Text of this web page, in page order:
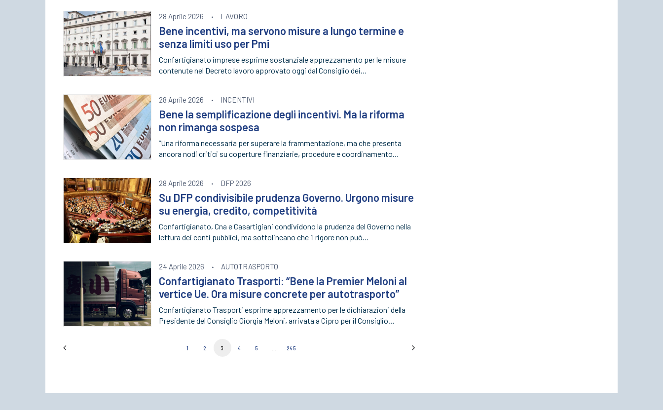
28 Aprile 2026 · LAVORO
Bene incentivi, ma servono misure a lungo termine e
senza limiti uso per Pmi
Confartigianato imprese esprime sostanziale apprezzamento per le misure
contenute nel Decreto lavoro approvato oggi dal Consiglio dei…
28 Aprile 2026 · INCENTIVI
Bene la semplificazione degli incentivi. Ma la riforma
non rimanga sospesa
“Una riforma necessaria per superare la frammentazione, ma che presenta
ancora nodi critici su coperture finanziarie, procedure e coordinamento…
28 Aprile 2026 · DFP 2026
Su DFP condivisibile prudenza Governo. Urgono misure
su energia, credito, competitività
Confartigianato, Cna e Casartigiani condividono la prudenza del Governo nella
lettura dei conti pubblici, ma sottolineano che il rigore non può…
24 Aprile 2026 · AUTOTRASPORTO
Confartigianato Trasporti: “Bene la Premier Meloni al
vertice Ue. Ora misure concrete per autotrasporto”
Confartigianato Trasporti esprime apprezzamento per le dichiarazioni della
Presidente del Consiglio Giorgia Meloni, arrivata a Cipro per il Consiglio…
1 2 3 4 5 245